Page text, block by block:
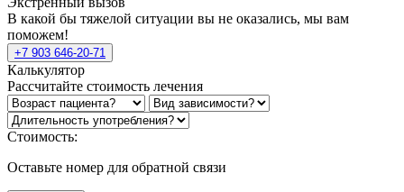
В какой бы тяжелой ситуации вы не оказались, мы вам
поможем!
+7 903 646-20-71
Калькулятор
Рассчитайте стоимость лечения
Стоимость:
Оставьте номер для обратной связи